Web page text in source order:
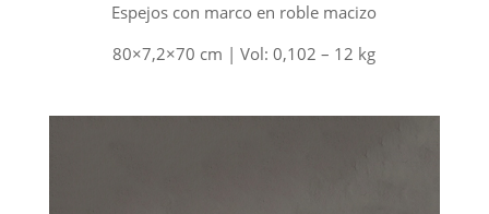
Espejos con marco en roble macizo
80×7,2×70 cm | Vol: 0,102 – 12 kg